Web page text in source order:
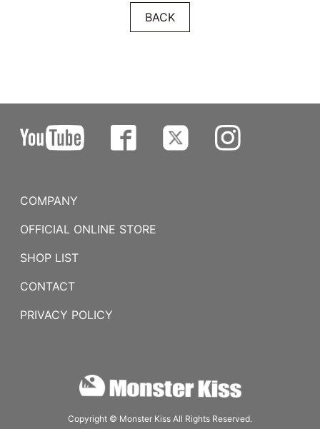
BACK
COMPANY
OFFICIAL ONLINE STORE
SHOP LIST
CONTACT
PRIVACY POLICY
Copyright © Monster Kiss All Rights Reserved.